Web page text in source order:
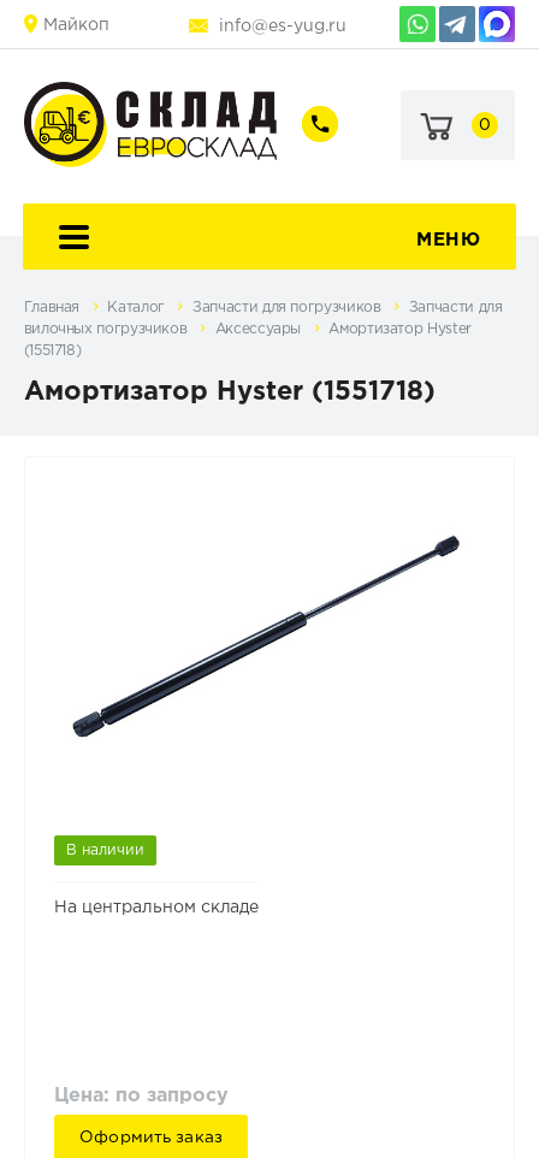
Майкоп info@es-yug.ru
+7
60-
+7
69-
0
МЕНЮ
Главная Каталог Запчасти для погрузчиков
Запчасти для
вилочных погрузчиков
Аксессуары
Амортизатор Hyster
(1551718)
Амортизатор Hyster (1551718)
В наличии
На центральном складе
Цена: по запросу
Оформить заказ